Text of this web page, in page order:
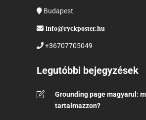
Budapest
info@ryckposter.hu
+36707705049
Legutóbbi bejegyzések
Grounding page magyarul:
tartalmazzon?